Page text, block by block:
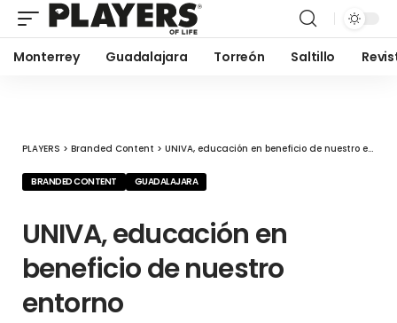
Monterrey Guadalajara Torreón Saltillo
PLAYERS > Branded Content > UNIVA, educación en beneficio de nuestro entorno
BRANDED CONTENT GUADALAJARA
UNIVA, educación en
beneficio de nuestro
entorno